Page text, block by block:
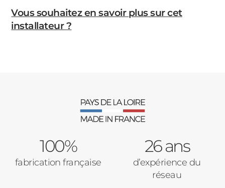
Vous souhaitez en savoir plus sur cet
installateur ?
100%
fabrication française
26 ans
d’expérience du
réseau